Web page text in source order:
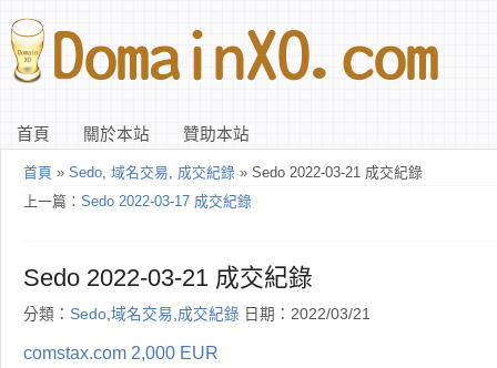
首頁 關於本站 贊助本站
首頁 » Sedo, 域名交易, 成交紀錄 » Sedo 2022-03-21 成交紀錄
上一篇： Sedo 2022-03-17 成交紀錄
Sedo 2022-03-21 成交紀錄
分類： Sedo,域名交易,成交紀錄 日期：2022/03/21
comstax.com 2,000 EUR